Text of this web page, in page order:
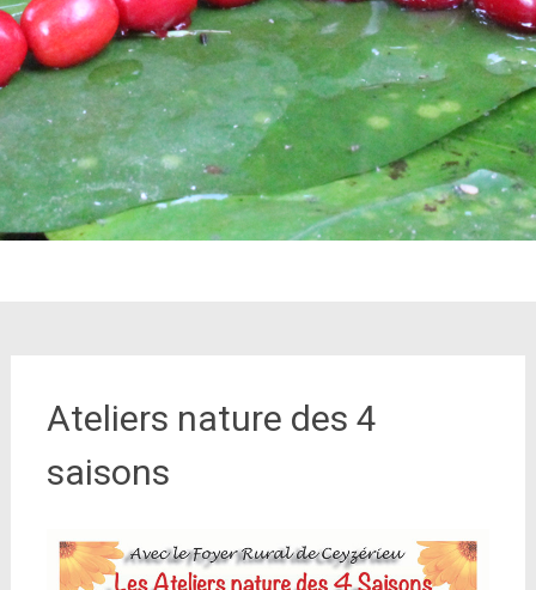
Ateliers nature des 4
saisons